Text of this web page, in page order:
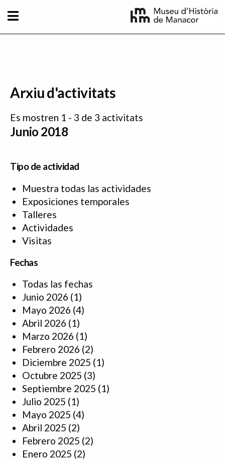
Arxiu d'activitats
Es mostren 1 - 3 de 3 activitats
Junio 2018
Tipo de actividad
Muestra todas las actividades
Exposiciones temporales
Talleres
Actividades
Visitas
Fechas
Todas las fechas
Junio 2026 (1)
Mayo 2026 (4)
Abril 2026 (1)
Marzo 2026 (1)
Febrero 2026 (2)
Diciembre 2025 (1)
Octubre 2025 (3)
Septiembre 2025 (1)
Julio 2025 (1)
Mayo 2025 (4)
Abril 2025 (2)
Febrero 2025 (2)
Enero 2025 (2)